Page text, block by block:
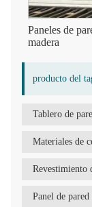
Paneles de
madera
producto del
Panel de